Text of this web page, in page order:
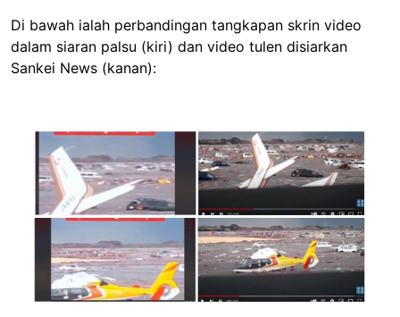
Di bawah ialah perbandingan tangkapan skrin video
dalam siaran palsu (kiri) dan video tulen disiarkan
Sankei News (kanan):
Image